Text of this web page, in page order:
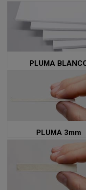
PLUMA
PLUMA 3mm